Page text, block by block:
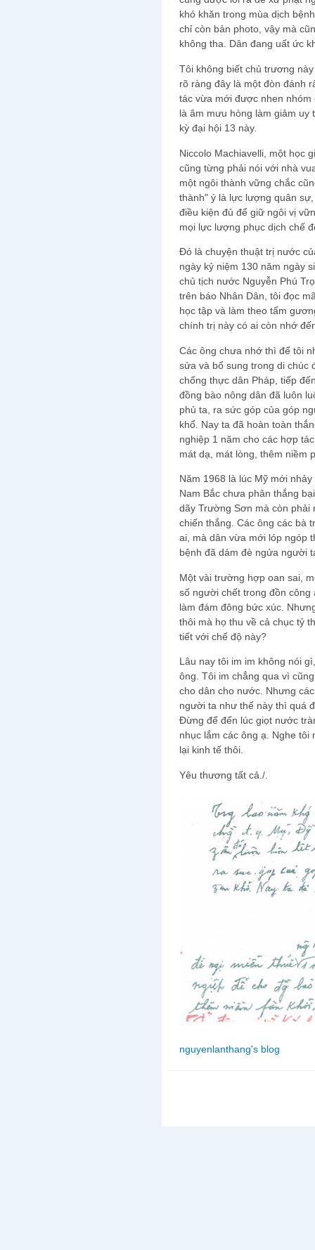
khó khăn trong mùa dịch
chỉ còn bản photo, vậy mà
không tha. Dân đang uất ức
Tôi không biết chủ trương
rõ ràng đây là một đòn đánh
tác vừa mới được nhen
là âm mưu hòng làm giảm
kỳ đại hội 13 này.
Niccolo Machiavelli, một học
cũng từng phải nói với nhà
một ngôi thành vững chắc
thành" ý là lực lượng quân
điều kiện đủ để giữ ngôi vị
mọi lực lượng phục dịch chế
Đó là chuyện thuật trị nước
ngày kỷ niệm 130 năm ngày
chủ tịch nước Nguyễn Phú
trên báo Nhân Dân, tôi đọc
học tập và làm theo tấm
chính trị này có ai còn nhớ
Các ông chưa nhớ thì để tôi
sửa và bổ sung trong di chúc
chống thực dân Pháp, tiếp
đồng bào nông dân đã luôn
phủ ta, ra sức góp của góp
khổ. Nay ta đã hoàn toàn
nghiệp 1 năm cho các hợp
mát dạ, mát lòng, thêm niềm
Năm 1968 là lúc Mỹ mới
Nam Bắc chưa phân thắng
dãy Trường Sơn mà còn phải
chiến thắng. Các ông các bà
ai, mà dân vừa mới lóp ngóp
bệnh đã dám đè ngửa người
Một vài trường hợp oan sai,
số người chết trong đồn công
làm đám đông bức xúc.
thôi mà họ thu về cả chục tỷ
tiết với chế độ này?
Lâu nay tôi im im không nói
ông. Tôi im chẳng qua vì
cho dân cho nước. Nhưng
người ta như thế này thì quá
Đừng để đến lúc giọt nước
nhục lắm các ông ạ. Nghe
lại kinh tế thôi.
Yêu thương tất cả./.
nguyenlanthang's blog